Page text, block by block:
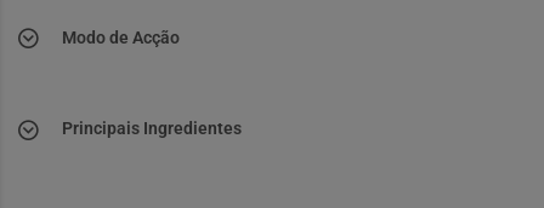
Modo de Acção
Principais Ingredientes